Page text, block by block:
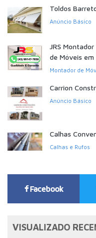
Toldos
Anúncio Básico
JRS
de Móveis em
Montador de
Carrion
Anúncio Básico
Calhas
Calhas e Rufos
Facebook
VISUALIZADO